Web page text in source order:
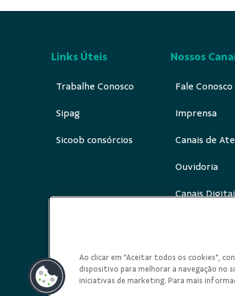
Links Úteis
Trabalhe Conosco
Sipag
Sicoob consórcios
Nossos
Fale Conosco
Imprensa
Ouvidoria
Canais
Redes Sociais
Ao clicar em "Aceitar todos os cookies",
dispositivo para melhorar a navegação no
iniciativas de marketing. Para mais